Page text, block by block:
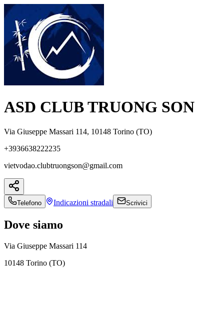
ASD CLUB TRUONG SON
Via Giuseppe Massari 114, 10148 Torino (TO)
+3936638222235
vietvodao.clubtruongson@gmail.com
Telefono Indicazioni stradali Scrivici
Dove siamo
Via Giuseppe Massari 114
10148 Torino (TO)